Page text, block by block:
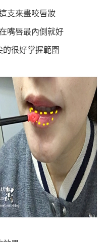
支來畫咬唇妝
嘴唇最內側就好
很好掌握範圍